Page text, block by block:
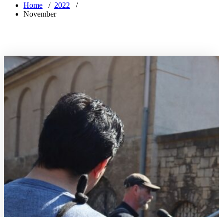
Home / 2022 /
November